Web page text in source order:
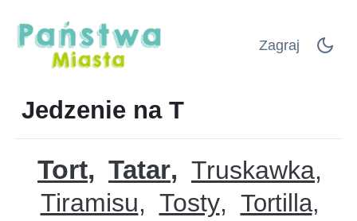
Zagraj
Jedzenie na T
Tort Tatar
Truskawka
Tiramisu
Tosty Tortilla